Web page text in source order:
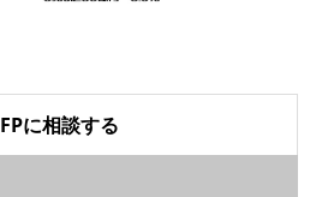
FPに相談する